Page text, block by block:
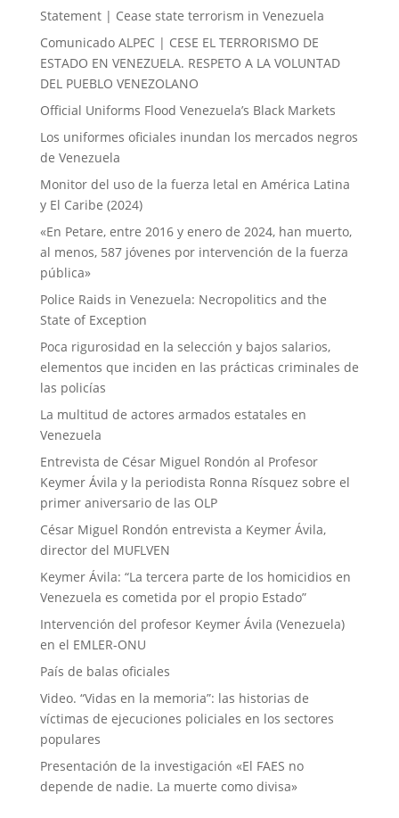
Statement | Cease state terrorism in Venezuela
Comunicado ALPEC | CESE EL TERRORISMO DE
ESTADO EN VENEZUELA. RESPETO A LA VOLUNTAD
DEL PUEBLO VENEZOLANO
Official Uniforms Flood Venezuela’s Black Markets
Los uniformes oficiales inundan los mercados negros
de Venezuela
Monitor del uso de la fuerza letal en América Latina
y El Caribe (2024)
«En Petare, entre 2016 y enero de 2024, han muerto,
al menos, 587 jóvenes por intervención de la fuerza
pública»
Police Raids in Venezuela: Necropolitics and the
State of Exception
Poca rigurosidad en la selección y bajos salarios,
elementos que inciden en las prácticas criminales de
las policías
La multitud de actores armados estatales en
Venezuela
Entrevista de César Miguel Rondón al Profesor
Keymer Ávila y la periodista Ronna Rísquez sobre el
primer aniversario de las OLP
César Miguel Rondón entrevista a Keymer Ávila,
director del MUFLVEN
Keymer Ávila: “La tercera parte de los homicidios en
Venezuela es cometida por el propio Estado”
Intervención del profesor Keymer Ávila (Venezuela)
en el EMLER-ONU
País de balas oficiales
Video. “Vidas en la memoria”: las historias de
víctimas de ejecuciones policiales en los sectores
populares
Presentación de la investigación «El FAES no
depende de nadie. La muerte como divisa»